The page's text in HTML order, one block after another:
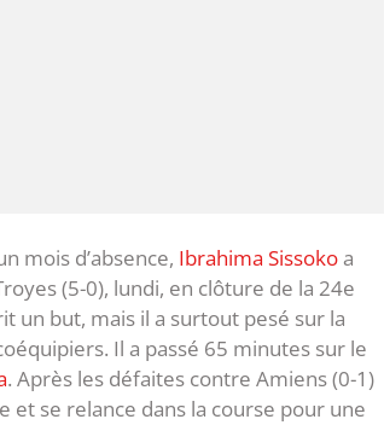
mois d’absence, Ibrahima Sissokoa
(5-0), lundi, en clôture de la 24e
un but, mais il a surtout pesé sur la
Il a passé 65 minutes sur le
. Après les défaites contre Amiens (0-1)
et se relance dans la course pour une